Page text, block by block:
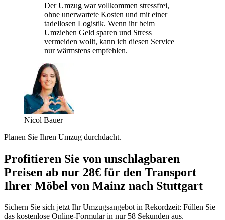
Der Umzug war vollkommen stressfrei,
ohne unerwartete Kosten und mit einer
tadellosen Logistik. Wenn ihr beim
Umziehen Geld sparen und Stress
vermeiden wollt, kann ich diesen Service
nur wärmstens empfehlen.
Nicol Bauer
Planen Sie Ihren Umzug durchdacht.
Profitieren Sie von unschlagbaren
Preisen ab nur 28€ für den Transport
Ihrer Möbel von Mainz nach Stuttgart
Sichern Sie sich jetzt Ihr Umzugsangebot in Rekordzeit: Füllen Sie
das kostenlose Online-Formular in nur 58 Sekunden aus.